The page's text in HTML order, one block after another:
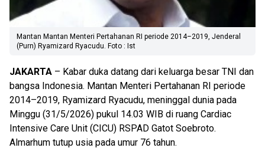
Mantan Mantan Menteri Pertahanan RI periode 2014–2019, Jenderal
(Purn) Ryamizard Ryacudu. Foto : Ist
JAKARTA – Kabar duka datang dari keluarga besar TNI dan
bangsa Indonesia. Mantan Menteri Pertahanan RI periode
2014–2019, Ryamizard Ryacudu, meninggal dunia pada
Minggu (31/5/2026) pukul 14.03 WIB di ruang Cardiac
Intensive Care Unit (CICU) RSPAD Gatot Soebroto.
Almarhum tutup usia pada umur 76 tahun.